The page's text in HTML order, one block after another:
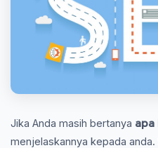
Jika Anda masih bertanya apa
menjelaskannya kepada